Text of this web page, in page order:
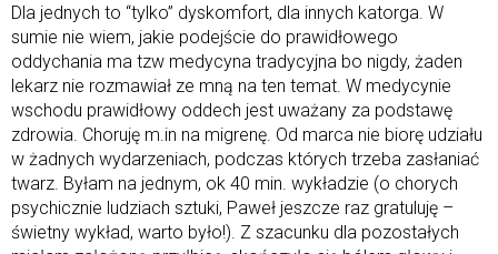
Dla jednych to “tylko” dyskomfort, dla innych katorga. W
sumie nie wiem, jakie podejście do prawidłowego
oddychania ma tzw medycyna tradycyjna bo nigdy, żaden
lekarz nie rozmawiał ze mną na ten temat. W medycynie
wschodu prawidłowy oddech jest uważany za podstawę
zdrowia. Choruję m.in na migrenę. Od marca nie biorę udziału
w żadnych wydarzeniach, podczas których trzeba zasłaniać
twarz. Byłam na jednym, ok 40 min. wykładzie (o chorych
psychicznie ludziach sztuki, Paweł jeszcze raz gratuluję –
świetny wykład, warto było!). Z szacunku dla pozostałych